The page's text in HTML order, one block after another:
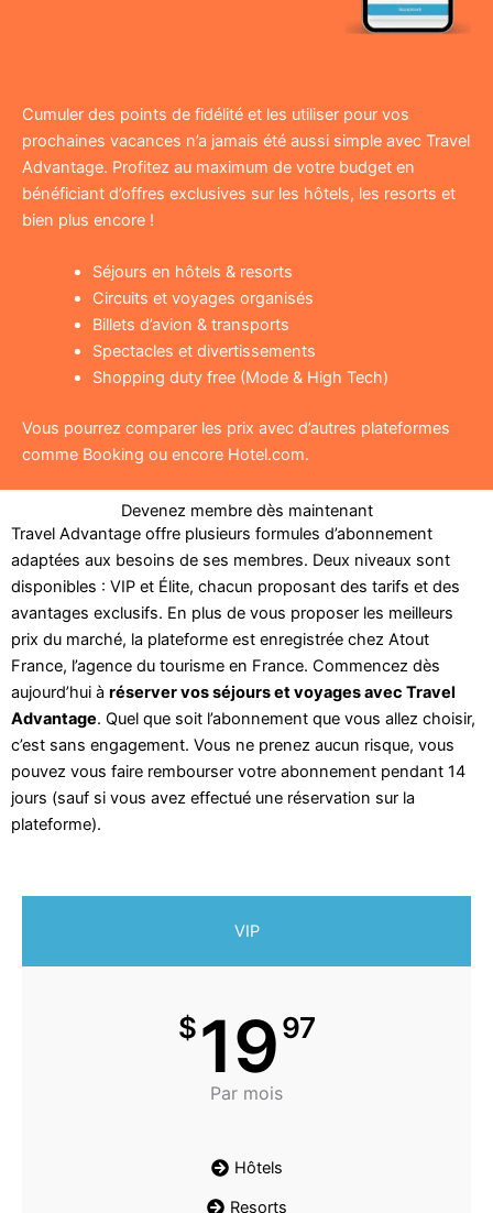
Cumuler des points de fidélité et les utiliser pour vos
prochaines vacances n’a jamais été aussi simple avec Travel
Advantage. Profitez au maximum de votre budget en
bénéficiant d’offres exclusives sur les hôtels, les resorts et
bien plus encore !
Séjours en hôtels & resorts
Circuits et voyages organisés
Billets d’avion & transports
Spectacles et divertissements
Shopping duty free (Mode & High Tech)
Vous pourrez comparer les prix avec d’autres plateformes
comme Booking ou encore Hotel.com.
Devenez membre dès maintenant
Travel Advantage offre plusieurs formules d’abonnement
adaptées aux besoins de ses membres. Deux niveaux sont
disponibles : VIP et Élite, chacun proposant des tarifs et des
avantages exclusifs. En plus de vous proposer les meilleurs
prix du marché, la plateforme est enregistrée chez Atout
France, l’agence du tourisme en France. Commencez dès
aujourd’hui à réserver vos séjours et voyages avec Travel
Advantage. Quel que soit l’abonnement que vous allez choisir,
c’est sans engagement. Vous ne prenez aucun risque, vous
pouvez vous faire rembourser votre abonnement pendant 14
jours (sauf si vous avez effectué une réservation sur la
plateforme).
VIP
$1997
Par mois
Hôtels
Resorts